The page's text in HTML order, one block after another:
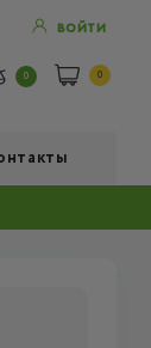
ВОЙТИ
0 0